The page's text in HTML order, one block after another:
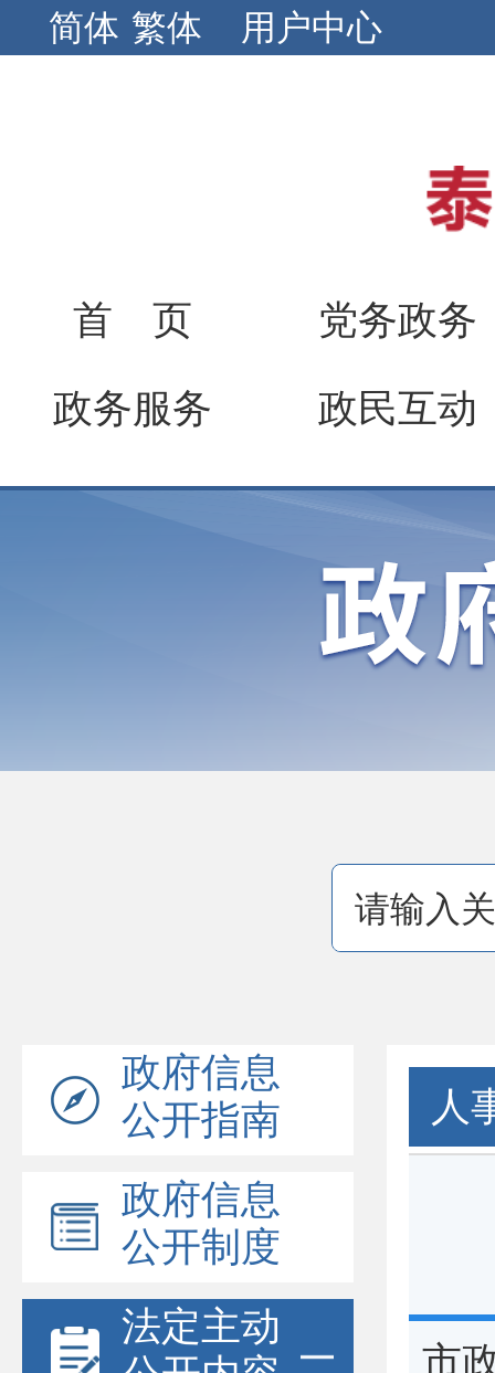
简体 繁体 用户中心
首 页
党务政务
政务服务
政民互动
政府信息
公开指南
政府信息
公开制度
法定主动
人
市